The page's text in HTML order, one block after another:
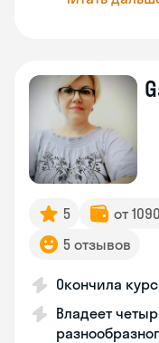
5 от
5 отзывов
Окончила курс
Владеет